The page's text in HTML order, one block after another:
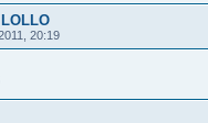
20:19